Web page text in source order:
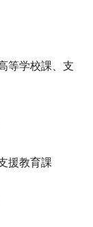
等学校課、支
援教育課